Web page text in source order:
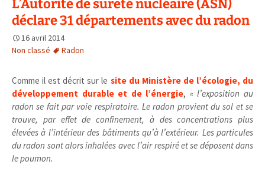
L’Autorité de sureté nucléaire (ASN)
déclare 31 départements avec du radon
16 avril 2014
Non classé
Radon
Comme il est décrit sur le site du Ministère de l’écologie, du
développement durable et de l’énergie, « l’exposition au
radon se fait par voie respiratoire. Le radon provient du sol et se
trouve, par effet de confinement, à des concentrations plus
élevées à l’intérieur des bâtiments qu’à l’extérieur. Les particules
du radon sont alors inhalées avec l’air respiré et se déposent dans
le poumon.